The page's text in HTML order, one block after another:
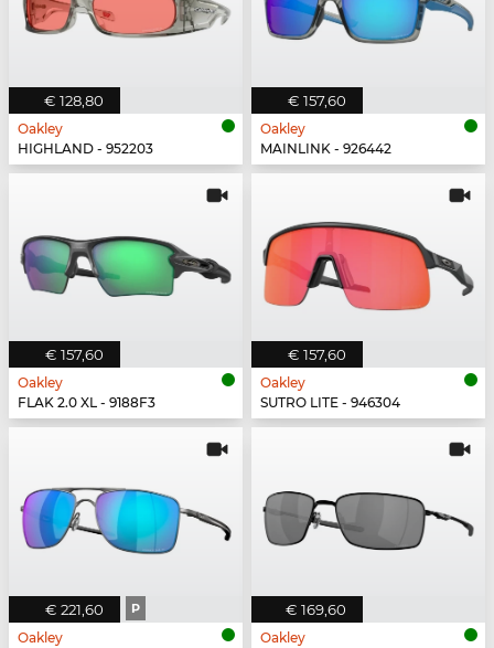
€ 128,80
Oakley
HIGHLAND - 952203
€ 157,60
Oakley
MAINLINK - 926442
€ 157,60
Oakley
FLAK 2.0 XL - 9188F3
€ 157,60
Oakley
SUTRO LITE - 946304
€ 221,60 P
Oakley
€ 169,60
Oakley